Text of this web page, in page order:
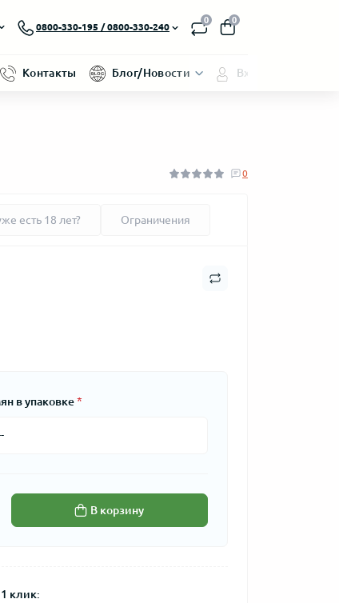
0800-330-195 / 0800-330-240
0 0
Контакты Блог/Новости Вход/
0
есть 18 лет? Ограничения
в упаковке*
В корзину
1 клик: